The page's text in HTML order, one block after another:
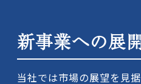
新事業への展
当社では市場の展望を見